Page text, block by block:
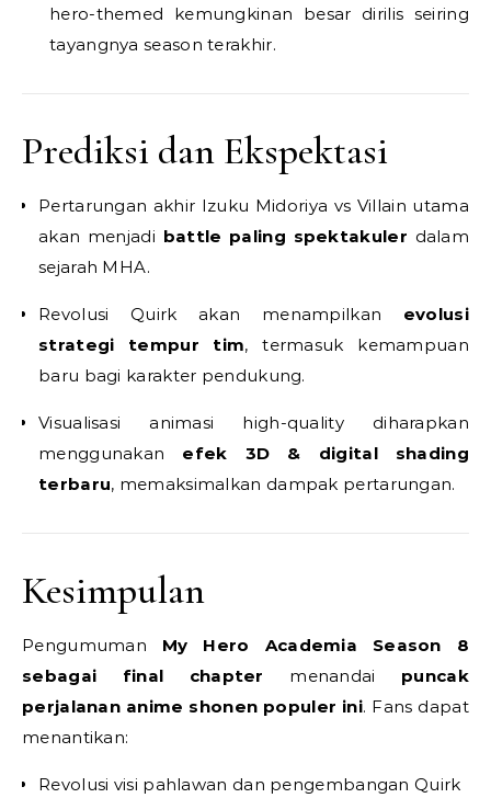
hero-themed kemungkinan besar dirilis seiring
tayangnya season terakhir.
Prediksi dan Ekspektasi
Pertarungan akhir Izuku Midoriya vs Villain utama
akan menjadi battle paling spektakuler dalam
sejarah MHA.
Revolusi Quirk akan menampilkan evolusi
strategi tempur tim, termasuk kemampuan
baru bagi karakter pendukung.
Visualisasi animasi high-quality diharapkan
menggunakan efek 3D & digital shading
terbaru, memaksimalkan dampak pertarungan.
Kesimpulan
Pengumuman My Hero Academia Season 8
sebagai final chapter menandai puncak
perjalanan anime shonen populer ini. Fans dapat
menantikan:
Revolusi visi pahlawan dan pengembangan Quirk